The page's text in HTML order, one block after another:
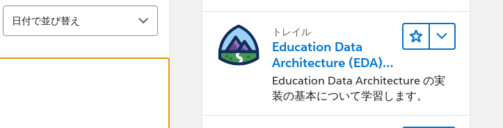
並び替え
日付で並び替え
トレイル
Education Data
Architecture (EDA)
の管理
Education Data Architecture の実
装の基本について学習します。